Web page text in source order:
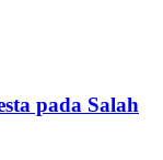
pada Salah